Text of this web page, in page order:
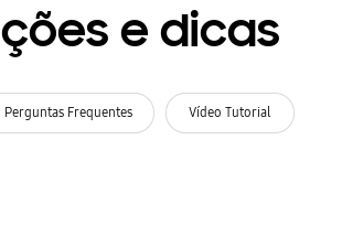
e dicas
Perguntas Frequentes Vídeo Tutorial